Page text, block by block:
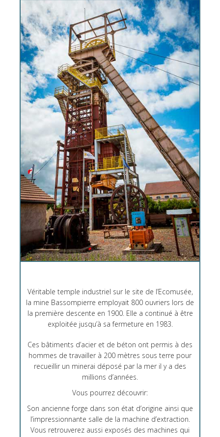
Véritable temple industriel sur le site de l’Ecomusée,
la mine Bassompierre employait 800 ouvriers lors de
la première descente en 1900. Elle a continué à être
exploitée jusqu’à sa fermeture en 1983.
Ces bâtiments d’acier et de béton ont permis à des
hommes de travailler à 200 mètres sous terre pour
recueillir un minerai déposé par la mer il y a des
millions d’années.
Vous pourrez découvrir:
Son ancienne forge dans son état d’origine ainsi que
l’impressionnante salle de la machine d’extraction.
Vous retrouverez aussi exposés des machines qui